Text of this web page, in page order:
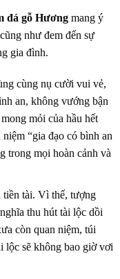
đá gỗ Hương mang ý
như đem đến sự
gia đình.
cùng nụ cười vui vẻ,
an, không vướng bận
mỏi của hầu hết
“gia đạo có bình an
trong mọi hoàn cảnh và
tiền tài. Vì thế, tượng
thu hút tài lộc dồi
còn quan niệm, túi
lộc sẽ không bao giờ vơi